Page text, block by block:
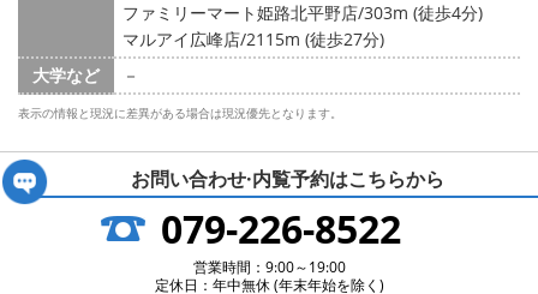
ファミリーマート姫路北平野店/303m (徒歩4分)
マルアイ広峰店/2115m (徒歩27分)
大学など
－
表示の情報と現況に差異がある場合は現況優先となります。
お問い合わせ·内覧予約はこちらから
079-226-8522
営業時間：9:00～19:00
定休日：年中無休 (年末年始を除く)